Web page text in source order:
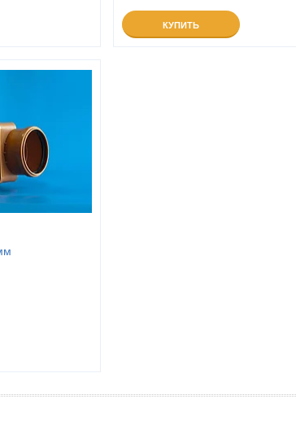
КУПИТЬ